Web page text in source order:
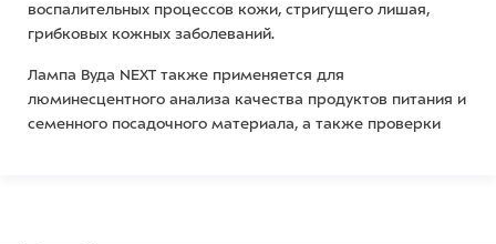
воспалительных процессов кожи, стригущего лишая,
грибковых кожных заболеваний.
Лампа Вуда NEXT также применяется для
люминесцентного анализа качества продуктов питания и
семенного посадочного материала, а также проверки